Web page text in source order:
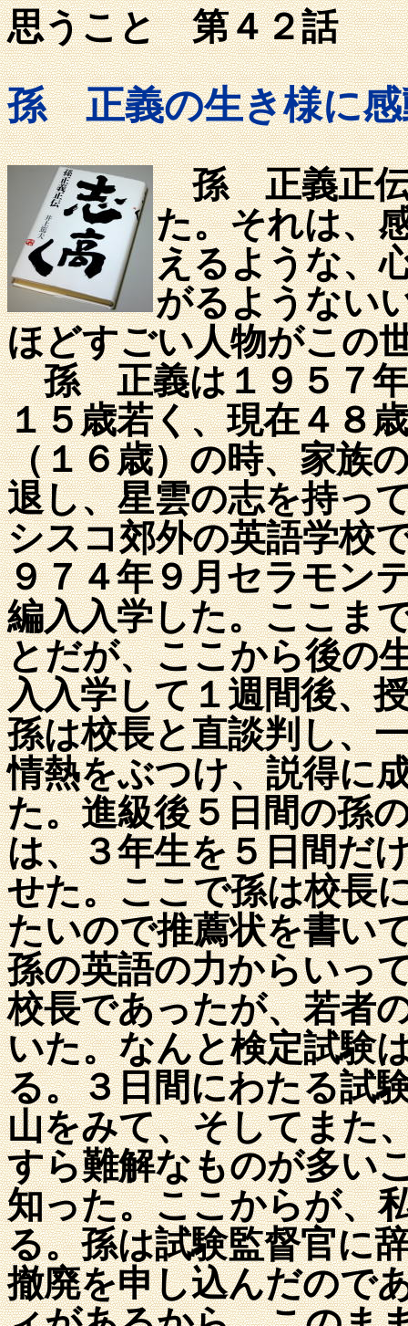
思うこと 第４２話
孫 正義の生き様に感
孫 正義正伝
た。それは、
えるような、
がるようない
ほどすごい人物がこの
孫 正義は１９５７年
１５歳若く、現在４８
（１６歳）の時、家族
退し、星雲の志を持っ
シスコ郊外の英語学校
９７４年９月セラモン
編入入学した。ここま
とだが、ここから後の
入入学して１週間後、
孫は校長と直談判し、
情熱をぶつけ、説得に
た。進級後５日間の孫
は、３年生を５日間だ
せた。ここで孫は校長
たいので推薦状を書い
孫の英語の力からいっ
校長であったが、若者
いた。なんと検定試験
る。３日間にわたる試
山をみて、そしてまた
すら難解なものが多い
知った。ここからが、
る。孫は試験監督官に
撤廃を申し込んだので